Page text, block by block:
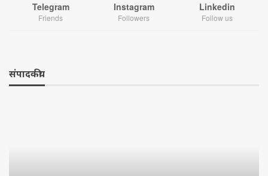
Telegram
Friends
Instagram
Followers
Linkedin
Follow us
संपादकीय